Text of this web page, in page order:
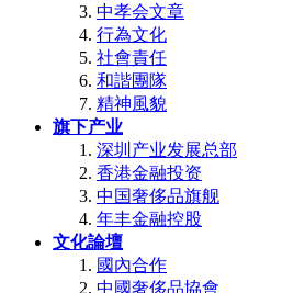
中孝会文章
行為文化
社會責任
和諧團隊
精神風貌
旗下产业
深圳产业发展总部
香港金融投资
中国奢侈品旗舰
年丰金融控股
文化論壇
國內合作
中國奢侈品協會